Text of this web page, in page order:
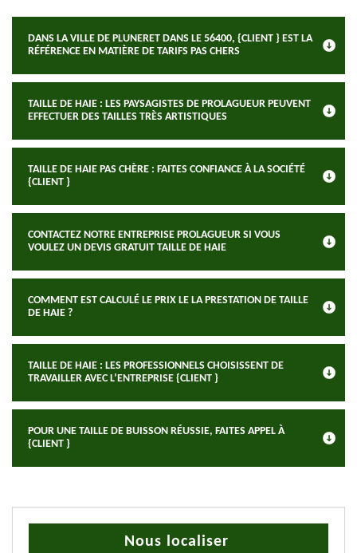
DANS LA VILLE DE PLUNERET DANS LE 56400, {CLIENT } EST LA
RÉFÉRENCE EN MATIÈRE DE TARIFS PAS CHERS
TAILLE DE HAIE : LES PAYSAGISTES DE PROLAGUEUR PEUVENT
EFFECTUER DES TAILLES TRÈS ARTISTIQUES
TAILLE DE HAIE PAS CHÈRE : FAITES CONFIANCE À LA SOCIÉTÉ
{CLIENT }
CONTACTEZ NOTRE ENTREPRISE PROLAGUEUR SI VOUS
VOULEZ UN DEVIS GRATUIT TAILLE DE HAIE
COMMENT EST CALCULÉ LE PRIX LE LA PRESTATION DE TAILLE
DE HAIE ?
TAILLE DE HAIE : LES PROFESSIONNELS CHOISISSENT DE
TRAVAILLER AVEC L’ENTREPRISE {CLIENT }
POUR UNE TAILLE DE BUISSON RÉUSSIE, FAITES APPEL À
{CLIENT }
Nous localiser